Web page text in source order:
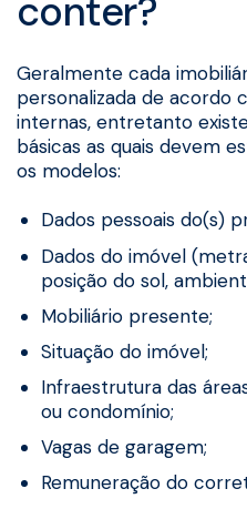
conter?
Geralmente cada
personalizada de acordo
internas, entretanto
básicas as quais devem
os modelos:
Dados pessoais do(s)
Dados do imóvel
posição do sol,
Mobiliário presente;
Situação do imóvel;
Infraestrutura das
ou condomínio;
Vagas de garagem;
Remuneração do